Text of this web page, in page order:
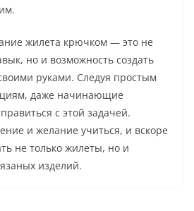
жилета крючком — это не
но и возможность создать
руками. Следуя простым
даже начинающие
с этой задачей.
и желание учиться, и вскоре
не только жилеты, но и
изделий.